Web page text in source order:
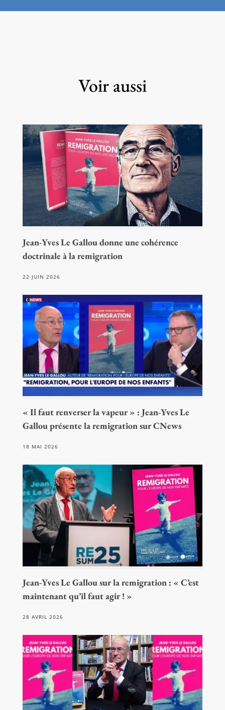
Voir aussi
Jean-Yves Le Gallou donne une cohérence
doctrinale à la remigration
22 JUIN 2026
« Il faut renverser la vapeur » : Jean-Yves Le
Gallou présente la remigration sur CNews
18 MAI 2026
Jean-Yves Le Gallou sur la remigration : « C’est
maintenant qu’il faut agir ! »
28 AVRIL 2026